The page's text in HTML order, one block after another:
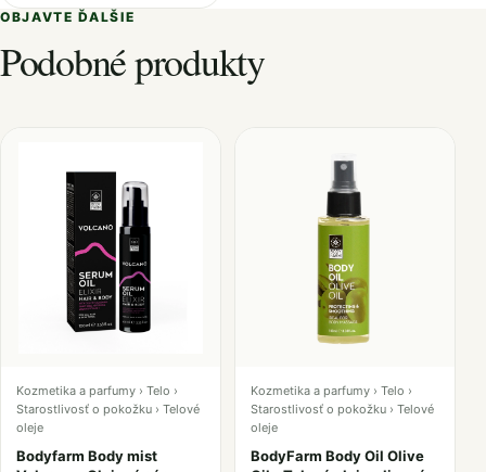
OBJAVTE ĎALŠIE
Podobné produkty
Kozmetika a parfumy › Telo ›
Starostlivosť o pokožku › Telové
oleje
Bodyfarm Body mist
Kozmetika a parfumy › Telo ›
Starostlivosť o pokožku › Telové
oleje
BodyFarm Body Oil Olive